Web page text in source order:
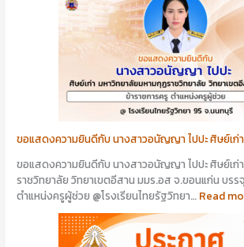
ขอแสดงความยินดีกับ นางสาวอนัญญา ไปปะ ศิษย์เก่า
ขอแสดงความยินดีกับ นางสาวอนัญญา ไปปะ ศิษย์เก่
ราชวิทยาลัย วิทยาเขตอีสาน มมร.อส จ.ขอนแก่น บรร
ตำแหน่งครูผู้ช่วย @โรงเรียนไทยรัฐวิทยา… Read